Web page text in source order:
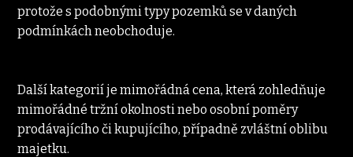
protože s podobnými typy pozemků se v daných
podmínkách neobchoduje.
Další kategorií je mimořádná cena, která zohledňuje
mimořádné tržní okolnosti nebo osobní poměry
prodávajícího či kupujícího, případně zvláštní oblibu
majetku.